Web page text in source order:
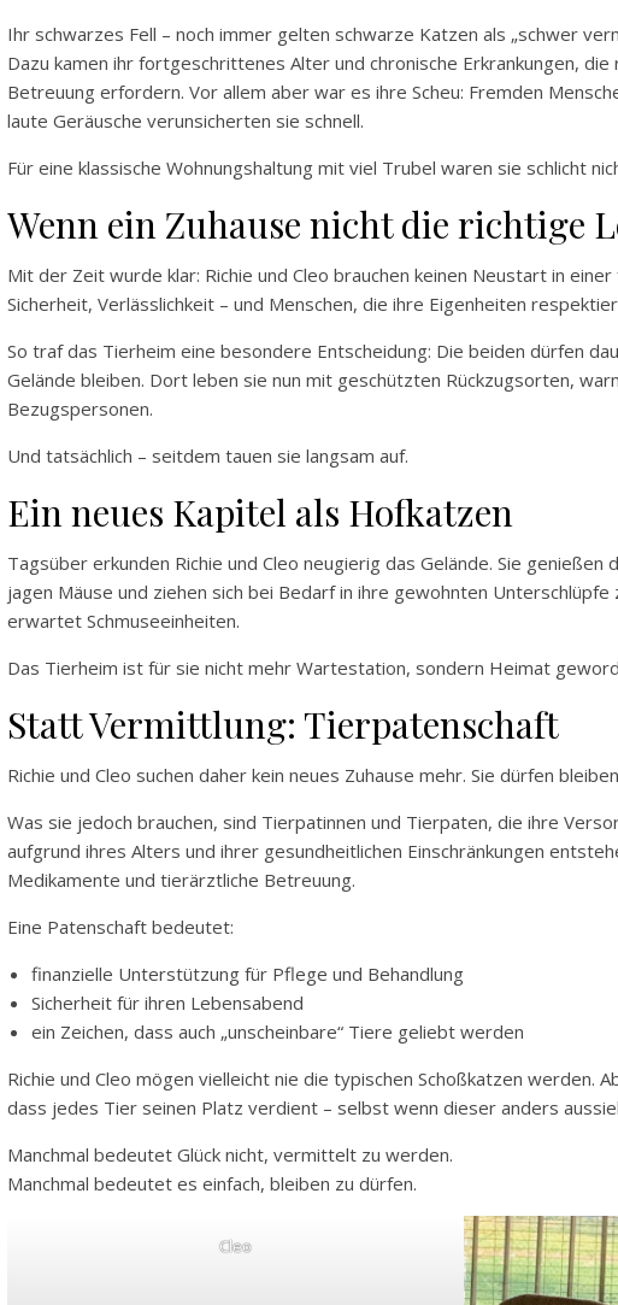
Ihr schwarzes Fell – noch immer gelten schwarze Katzen als „schwer
Dazu kamen ihr fortgeschrittenes Alter und chronische Erkrankungen,
Betreuung erfordern. Vor allem aber war es ihre Scheu: Fremden
laute Geräusche verunsicherten sie schnell.
Für eine klassische Wohnungshaltung mit viel Trubel waren sie schlicht
Wenn ein Zuhause nicht die richtige
Mit der Zeit wurde klar: Richie und Cleo brauchen keinen Neustart in
Sicherheit, Verlässlichkeit – und Menschen, die ihre Eigenheiten
So traf das Tierheim eine besondere Entscheidung: Die beiden dürfen
Gelände bleiben. Dort leben sie nun mit geschützten Rückzugsorten,
Bezugspersonen.
Und tatsächlich – seitdem tauen sie langsam auf.
Ein neues Kapitel als Hofkatzen
Tagsüber erkunden Richie und Cleo neugierig das Gelände. Sie
jagen Mäuse und ziehen sich bei Bedarf in ihre gewohnten Unterschlüpfe
erwartet Schmuseeinheiten.
Das Tierheim ist für sie nicht mehr Wartestation, sondern Heimat
Statt Vermittlung: Tierpatenschaft
Richie und Cleo suchen daher kein neues Zuhause mehr. Sie dürfen
Was sie jedoch brauchen, sind Tierpatinnen und Tierpaten, die ihre
aufgrund ihres Alters und ihrer gesundheitlichen Einschränkungen
Medikamente und tierärztliche Betreuung.
Eine Patenschaft bedeutet:
finanzielle Unterstützung für Pflege und Behandlung
Sicherheit für ihren Lebensabend
ein Zeichen, dass auch „unscheinbare“ Tiere geliebt werden
Richie und Cleo mögen vielleicht nie die typischen Schoßkatzen werden.
dass jedes Tier seinen Platz verdient – selbst wenn dieser anders
Manchmal bedeutet Glück nicht, vermittelt zu werden.
Manchmal bedeutet es einfach, bleiben zu dürfen.
Cleo